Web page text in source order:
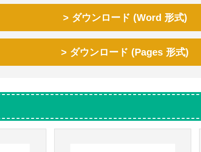
ダウンロード (Word 形式)
ダウンロード (Pages 形式)